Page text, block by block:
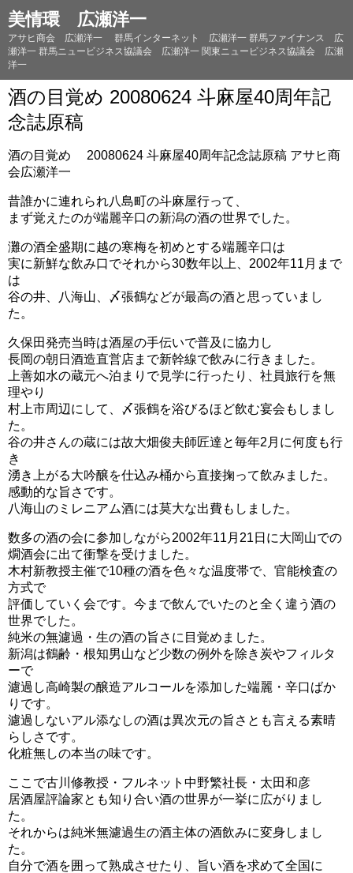
美情環 広瀬洋一
アサヒ商会 広瀬洋一 群馬インターネット 広瀬洋一 群馬ファイナンス 広
瀬洋一 群馬ニュービジネス協議会 広瀬洋一 関東ニュービジネス協議会 広瀬
洋一
酒の目覚め 20080624 斗麻屋40周年記
念誌原稿
酒の目覚め 20080624 斗麻屋40周年記念誌原稿 アサヒ商
会広瀬洋一
昔誰かに連れられ八島町の斗麻屋行って、
まず覚えたのが端麗辛口の新潟の酒の世界でした。
灘の酒全盛期に越の寒梅を初めとする端麗辛口は
実に新鮮な飲み口でそれから30数年以上、2002年11月まで
は
谷の井、八海山、〆張鶴などが最高の酒と思っていまし
た。
久保田発売当時は酒屋の手伝いで普及に協力し
長岡の朝日酒造直営店まで新幹線で飲みに行きました。
上善如水の蔵元へ泊まりで見学に行ったり、社員旅行を無
理やり
村上市周辺にして、〆張鶴を浴びるほど飲む宴会もしまし
た。
谷の井さんの蔵には故大畑俊夫師匠達と毎年2月に何度も行
き
湧き上がる大吟醸を仕込み桶から直接掬って飲みました。
感動的な旨さです。
八海山のミレニアム酒には莫大な出費もしました。
数多の酒の会に参加しながら2002年11月21日に大岡山での
燗酒会に出て衝撃を受けました。
木村新教授主催で10種の酒を色々な温度帯で、官能検査の
方式で
評価していく会です。今まで飲んでいたのと全く違う酒の
世界でした。
純米の無濾過・生の酒の旨さに目覚めました。
新潟は鶴齢・根知男山など少数の例外を除き炭やフィルタ
ーで
濾過し高崎製の醸造アルコールを添加した端麗・辛口ばか
りです。
濾過しないアル添なしの酒は異次元の旨さとも言える素晴
らしさです。
化粧無しの本当の味です。
ここで古川修教授・フルネット中野繁社長・太田和彦
居酒屋評論家とも知り合い酒の世界が一挙に広がりまし
た。
それからは純米無濾過生の酒主体の酒飲みに変身しまし
た。
自分で酒を囲って熟成させたり、旨い酒を求めて全国に